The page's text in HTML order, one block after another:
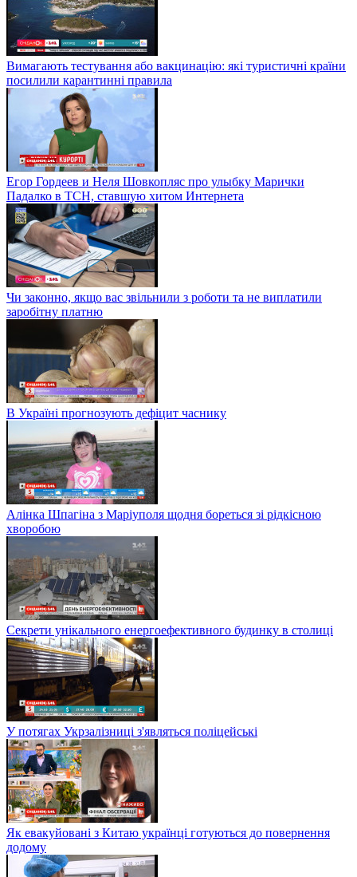
Вимагають тестування або вакцинацію: які туристичні країни
посилили карантинні правила
Егор Гордеев и Неля Шовкопляс про улыбку Марички
Падалко в ТСН, ставшую хитом Интернета
Чи законно, якщо вас звільнили з роботи та не виплатили
заробітну платню
В Україні прогнозують дефіцит часнику
Алінка Шпагіна з Маріуполя щодня бореться зі рідкісною
хворобою
Секрети унікального енергоефективного будинку в столиці
У потягах Укрзалізниці з'являться поліцейські
Як евакуйовані з Китаю українці готуються до повернення
додому